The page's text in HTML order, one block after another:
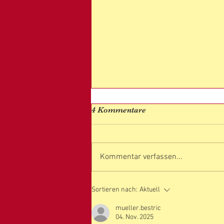
NEUMOND-GEBURTSTAG
4 Kommentare
Kommentar verfassen...
Sortieren nach: Aktuell
mueller.bestric
04. Nov. 2025